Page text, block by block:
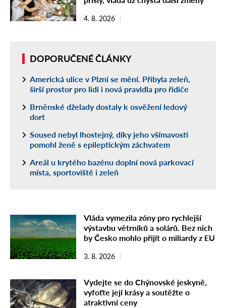
4. 8. 2026
DOPORUČENÉ ČLÁNKY
Americká ulice v Plzni se mění. Přibyla zeleň,
širší prostor pro lidi i nová pravidla pro řidiče
Brněnské dželady dostaly k osvěžení ledový
dort
Soused nebyl lhostejný, díky jeho všímavosti
pomohl ženě s epileptickým záchvatem
Areál u krytého bazénu doplní nová parkovací
místa, sportoviště i zeleň
Vláda vymezila zóny pro rychlejší
výstavbu větrníků a solárů. Bez nich
by Česko mohlo přijít o miliardy z EU
3. 8. 2026
Vydejte se do Chýnovské jeskyně,
vyfoťte její krásy a soutěžte o
atraktivní ceny